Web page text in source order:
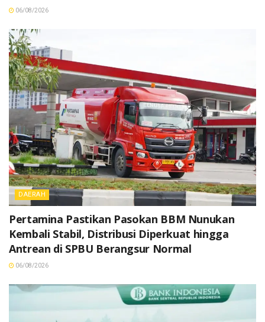
06/08/2026
DAERAH
Pertamina Pastikan Pasokan BBM Nunukan
Kembali Stabil, Distribusi Diperkuat hingga
Antrean di SPBU Berangsur Normal
06/08/2026